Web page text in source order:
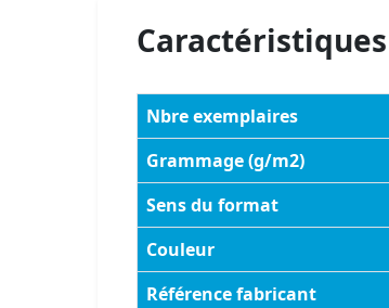
Nbre exemplaires
Grammage (g/m2)
Sens du format
Couleur
Référence fabricant